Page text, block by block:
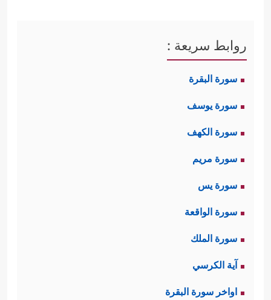
روابط سريعة :
سورة البقرة
سورة يوسف
سورة الكهف
سورة مريم
سورة يس
سورة الواقعة
سورة الملك
آية الكرسي
اواخر سورة البقرة